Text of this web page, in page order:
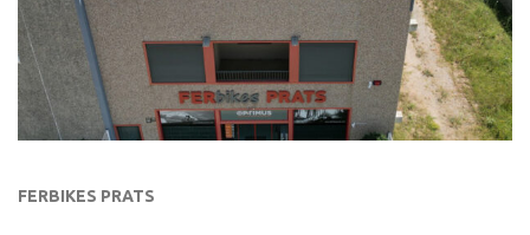
FERBIKES PRATS